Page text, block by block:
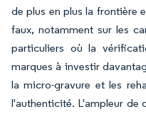
de plus en plus la frontière
faux, notamment sur les
particuliers où la
marques à investir
la micro-gravure et les
l'authenticité. L'ampleur de